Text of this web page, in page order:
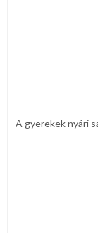
A gyerekek nyári